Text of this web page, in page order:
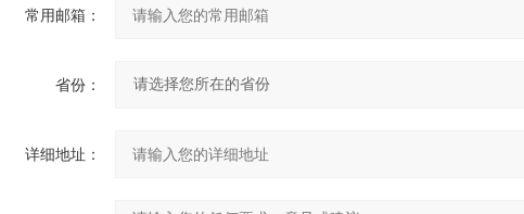
常用邮箱：
省份：
详细地址：